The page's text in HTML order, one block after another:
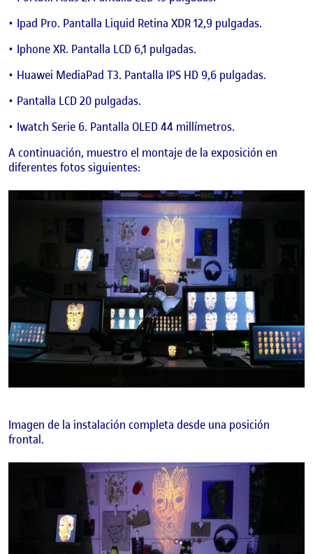
Ipad Pro. Pantalla Liquid Retina XDR 12,9 pulgadas.
Iphone XR. Pantalla LCD 6,1 pulgadas.
Huawei MediaPad T3. Pantalla IPS HD 9,6 pulgadas.
Pantalla LCD 20 pulgadas.
Iwatch Serie 6. Pantalla OLED 44 millímetros.
A continuación, muestro el montaje de la exposición en
diferentes fotos siguientes:
Imagen de la instalación completa desde una posición
frontal.